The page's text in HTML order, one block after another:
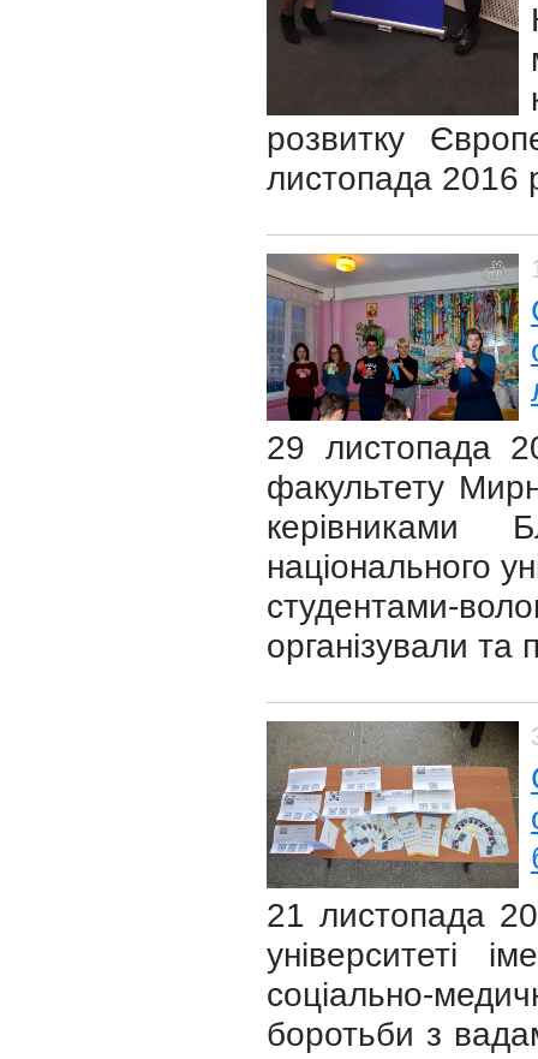
розвитку
листопада 2016
29 листопада
факультету
керівниками
національного
студентами-
організували
21 листопада
університеті
соціально-
боротьби з